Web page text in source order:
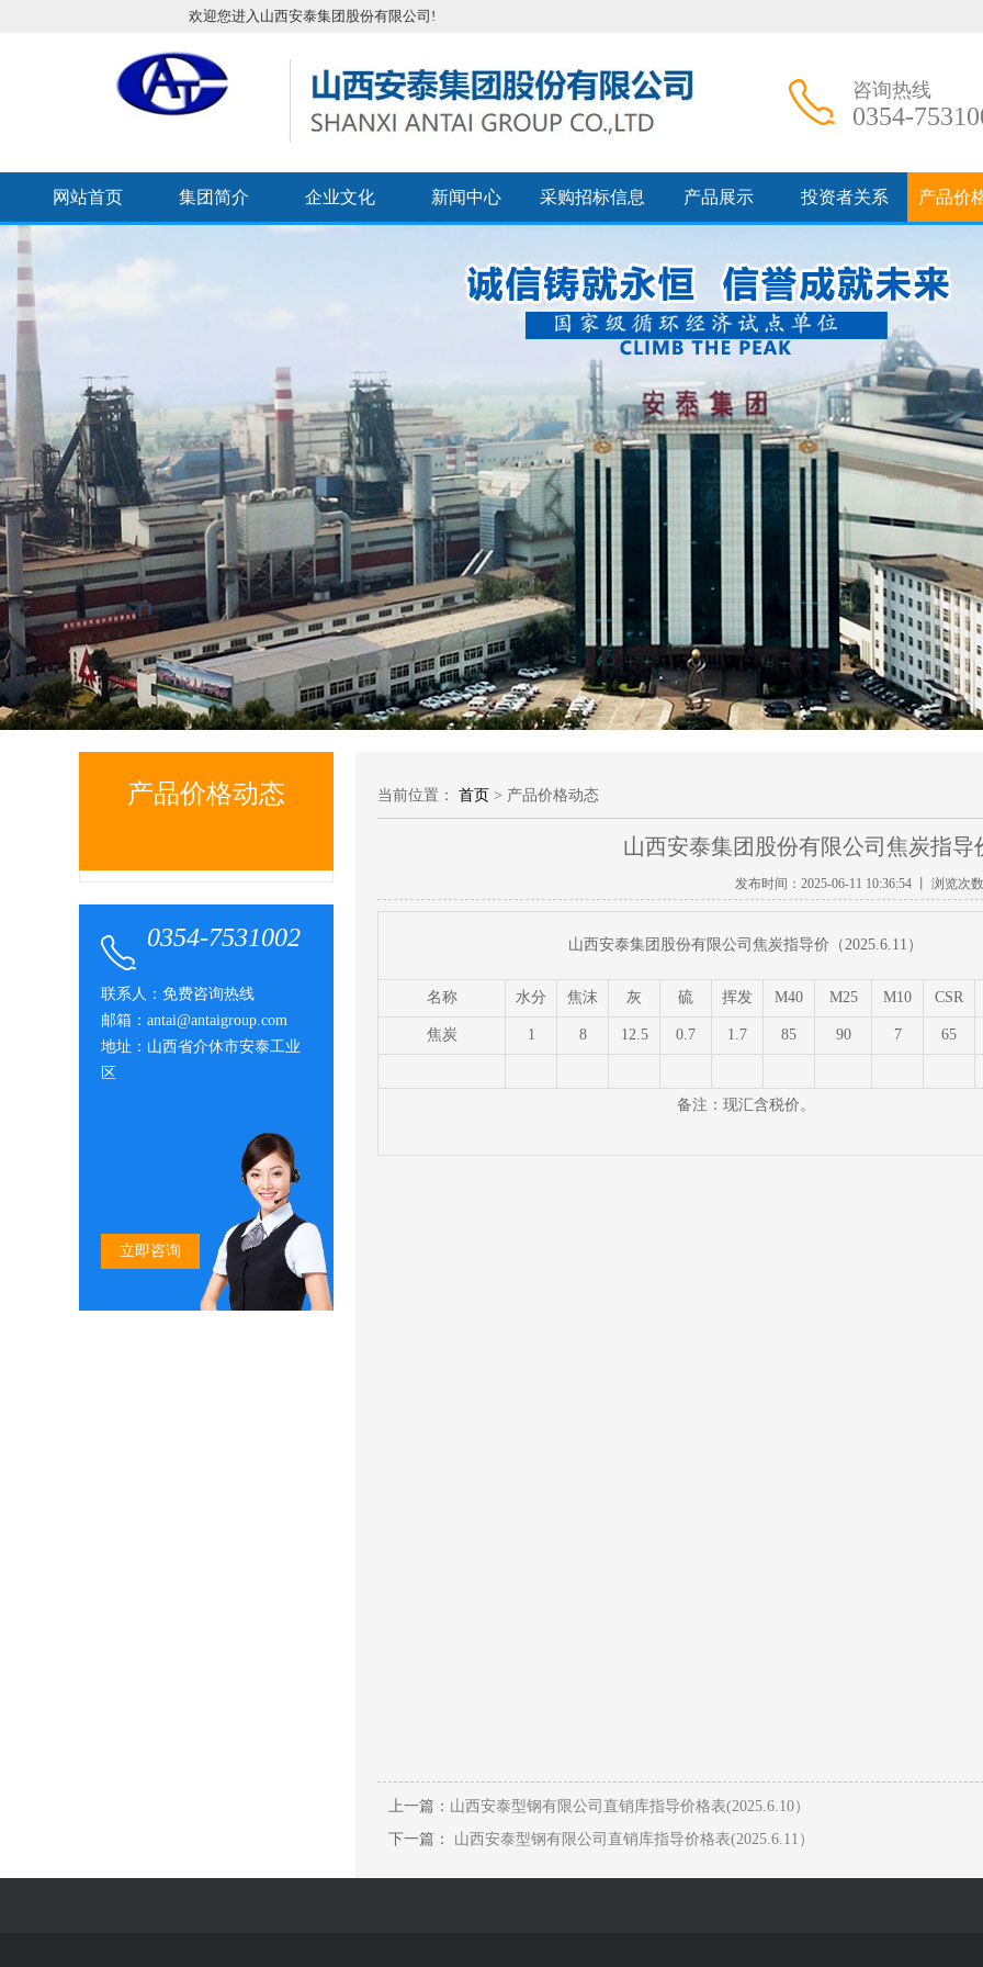
欢迎您进入山西安泰集团股份有限公司!
咨询热线
0354-
网站首页 集团简介 企业文化 新闻中心 采购招标信息 产品展示 投资者关系 产品价
产品价格动态
0354-7531002
联系人：免费咨询热线
邮箱：antai@antaigroup.com
地址：山西省介休市安泰工业
区
立即咨询
当前位置： 首页 > 产品价格动态
山西安泰集团股份有限公司焦炭指导
发布时间：2025-06-11 10:36:54 丨 浏览次
山西安泰集团股份有限公司焦炭指导价（2025.6.11）
名称 水分 焦沫 灰 硫 挥发 M40 M25 M10 CSR
焦炭 1 8 12.5 0.7 1.7 85 90 7 65
备注：现汇含税价。
上一篇： 山西安泰型钢有限公司直销库指导价格表(2025.6.10）
下一篇：
山西安泰型钢有限公司直销库指导价格表(2025.6.11）